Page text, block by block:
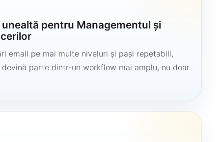
pentru Managementul și
email pe mai multe niveluri și pași repetabili,
parte dintr-un workflow mai amplu, nu doar